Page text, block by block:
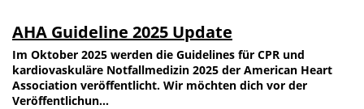
AHA Guideline 2025 Update
Im Oktober 2025 werden die Guidelines für CPR und
kardiovaskuläre Notfallmedizin 2025 der American Heart
Association veröffentlicht. Wir möchten dich vor der
Veröffentlichun...